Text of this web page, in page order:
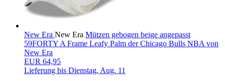
New Era New Era Mützen gebogen beige angepasst
59FORTY A Frame Leafy Palm der Chicago Bulls NBA von
New Era
EUR 64,95
Lieferung bis Dienstag, Aug. 11